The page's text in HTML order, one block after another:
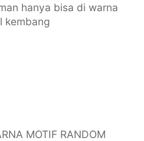
hanya bisa di warna
kembang
MOTIF RANDOM